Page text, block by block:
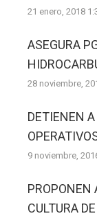
21 enero, 2018
ASEGURA
28 noviembre,
DETIENEN
9 noviembre,
PROPONEN
CULTURA